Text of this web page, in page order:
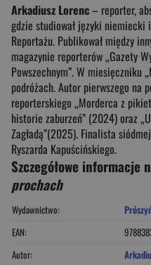
Arkadiusz Lorenc– reporter,
gdzie studiował języki niemiecki
Reportażu. Publikował między
magazynie reporterów „Gazety
Powszechnym”. W miesięczniku
podróżach. Autor pierwszego
reporterskiego „Morderca z
historie zaburzeń” (2024) oraz
Zagładą”(2025). Finalista
Ryszarda Kapuścińskiego.
Szczegółowe informacje
prochach
Wydawnictwo:
EAN:
Autor: